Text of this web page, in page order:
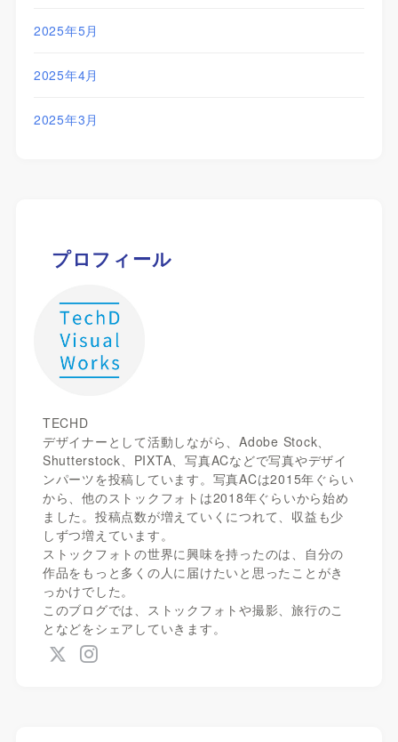
2025年5月
2025年4月
2025年3月
プロフィール
TECHD
デザイナーとして活動しながら、Adobe Stock、
Shutterstock、PIXTA、写真ACなどで写真やデザイ
ンパーツを投稿しています。写真ACは2015年ぐらい
から、他のストックフォトは2018年ぐらいから始め
ました。投稿点数が増えていくにつれて、収益も少
しずつ増えています。
ストックフォトの世界に興味を持ったのは、自分の
作品をもっと多くの人に届けたいと思ったことがき
っかけでした。
このブログでは、ストックフォトや撮影、旅行のこ
となどをシェアしていきます。